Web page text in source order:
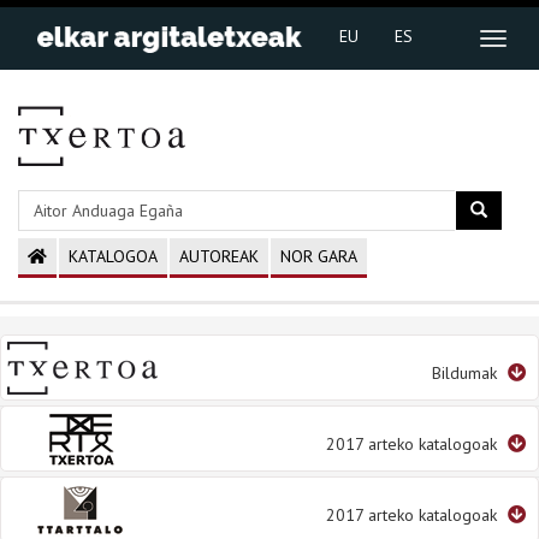
EU ES
KATALOGOA AUTOREAK NOR GARA
Bildumak
2017 arteko katalogoak
2017 arteko katalogoak